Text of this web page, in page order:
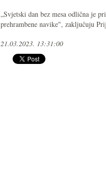
„Svjetski dan bez mesa odlična je
prehrambene navike", zaključuju
21.03.2023. 13:31:00